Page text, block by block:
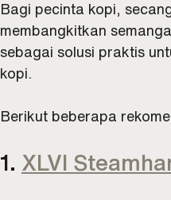
Bagi pecinta kopi,
membangkitkan
sebagai solusi praktis
kopi.
Berikut beberapa
1. XLVI